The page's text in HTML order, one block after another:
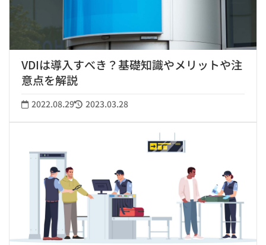
VDIは導入すべき？基礎知識やメリットや注
意点を解説
2022.08.29 2023.03.28